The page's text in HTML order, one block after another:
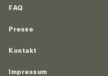
FAQ
Presse
Kontakt
Impressum